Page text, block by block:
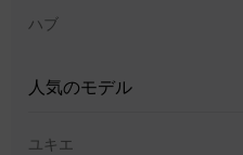
ハブ
人気のモデル
ユキエ